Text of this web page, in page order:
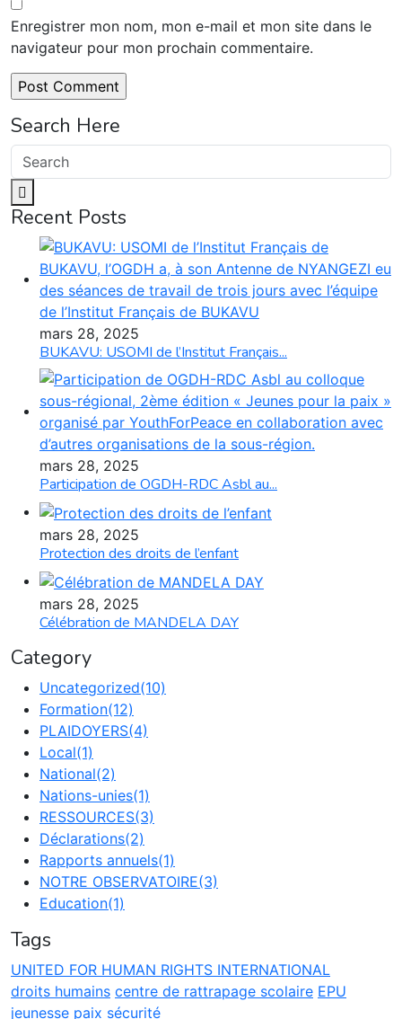
Enregistrer mon nom, mon e-mail et mon site dans le
navigateur pour mon prochain commentaire.
Search Here
Recent Posts
mars 28, 2025
BUKAVU: USOMI de l’Institut Français...
mars 28, 2025
Participation de OGDH-RDC Asbl au...
mars 28, 2025
Protection des droits de l’enfant
mars 28, 2025
Célébration de MANDELA DAY
Category
Uncategorized(10)
Formation(12)
PLAIDOYERS(4)
Local(1)
National(2)
Nations-unies(1)
RESSOURCES(3)
Déclarations(2)
Rapports annuels(1)
NOTRE OBSERVATOIRE(3)
Education(1)
Tags
UNITED FOR HUMAN RIGHTS INTERNATIONAL
droits humains centre de rattrapage scolaire EPU
jeunesse paix sécurité